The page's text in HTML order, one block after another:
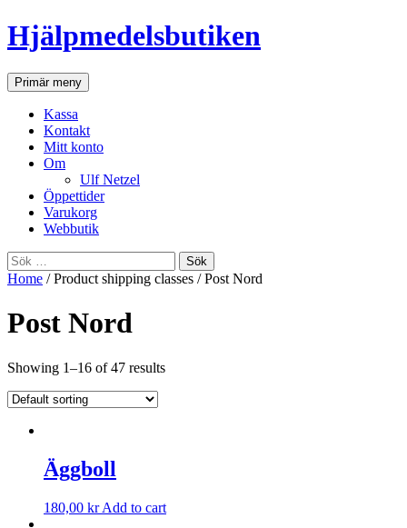
Hjälpmedelsbutiken
SökPrimär meny Gå
till
Kassa
Kontakt
Mitt konto
Om
Ulf Netzel
Öppettider
Varukorg
Webbutik
Sök
efter:
Home / Product shipping classes / Post Nord
Post Nord
Showing 1–16 of 47 results
Äggboll
180,00 kr Add to cart